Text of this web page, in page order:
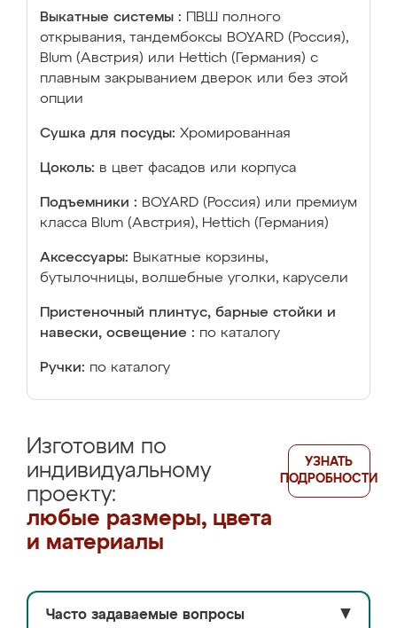
Выкатные системы :
ПВШ полного
открывания, тандембоксы BOYARD (Россия),
Blum (Австрия) или Hettich (Германия) с
плавным закрыванием дверок или без этой
опции
Сушка для посуды: Хромированная
Цоколь: в цвет фасадов или корпуса
Подъемники : BOYARD (Россия) или премиум
класса Blum (Австрия), Hettich (Германия)
Аксессуары: Выкатные корзины,
бутылочницы, волшебные уголки, карусели
Пристеночный плинтус, барные стойки и
навески, освещение : по каталогу
Ручки: по каталогу
Изготовим по
индивидуальному
проекту:
любые размеры, цвета
и материалы
УЗНАТЬ
ПОДРОБНОСТИ
Часто задаваемые вопросы ▼